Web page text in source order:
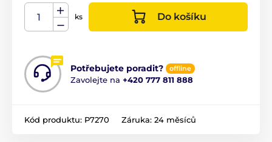
ks Do košíku
Potřebujete poradit? offline
Zavolejte na +420 777 811 888
Kód produktu: P7270 Záruka: 24 měsíců